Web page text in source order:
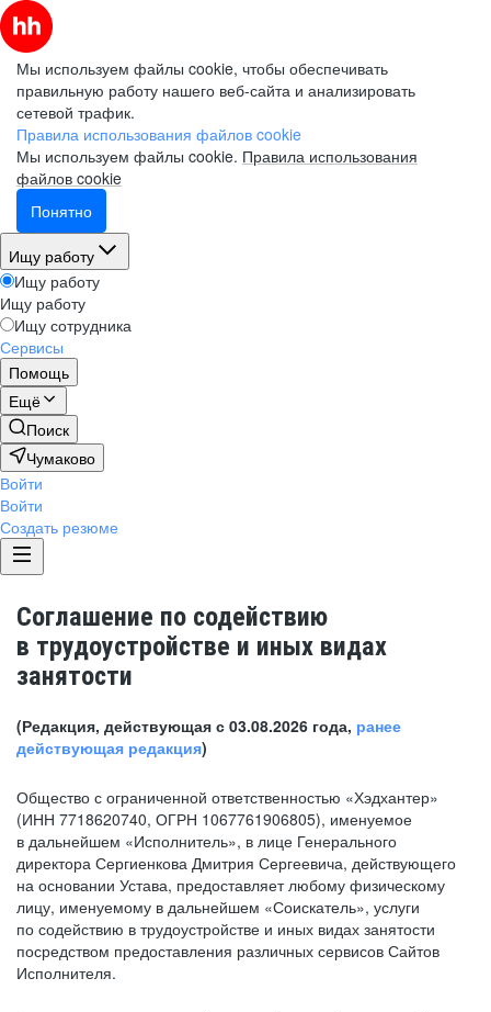
Мы используем файлы cookie, чтобы обеспечивать
правильную работу нашего веб-сайта и анализировать
сетевой трафик.
Правила использования файлов cookie
Мы используем файлы cookie. Правила использования
файлов cookie
Понятно
Ищу работу
Ищу работу
Ищу работу
Ищу сотрудника
Сервисы
Помощь
Ещё
Поиск
Чумаково
Войти
Войти
Создать резюме
Соглашение по содействию
в трудоустройстве и иных видах
занятости
(Редакция, действующая с 03.08.2026 года, ранее
действующая редакция)
Общество с ограниченной ответственностью «Хэдхантер»
(ИНН 7718620740, ОГРН 1067761906805), именуемое
в дальнейшем «Исполнитель», в лице Генерального
директора Сергиенкова Дмитрия Сергеевича, действующего
на основании Устава, предоставляет любому физическому
лицу, именуемому в дальнейшем «Соискатель», услуги
по содействию в трудоустройстве и иных видах занятости
посредством предоставления различных сервисов Сайтов
Исполнителя.